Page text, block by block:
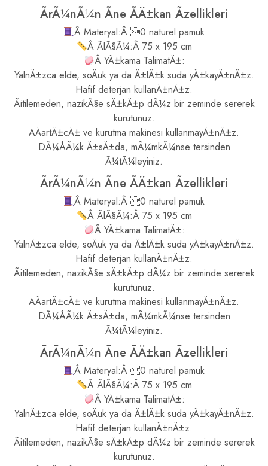
ÃrÃ¼nÃ¼n Ãne ÃÄ±kan Ãzellikleri
Â Materyal:Â 0 naturel pamuk
Â ÃlÃ§Ã¼:Â 75 x 195 cm
Â YÄ±kama TalimatÄ±:
YalnÄ±zca elde, soÄuk ya da Ä±lÄ±k suda yÄ±kayÄ±nÄ±z.
Hafif deterjan kullanÄ±nÄ±z.
Ãitilemeden, nazikÃ§e sÄ±kÄ±p dÃ¼z bir zeminde sererek
kurutunuz.
AÄartÄ±cÄ± ve kurutma makinesi kullanmayÄ±nÄ±z.
DÃ¼ÅÃ¼k Ä±sÄ±da, mÃ¼mkÃ¼nse tersinden
Ã¼tÃ¼leyiniz.
ÃrÃ¼nÃ¼n Ãne ÃÄ±kan Ãzellikleri
Â Materyal:Â 0 naturel pamuk
Â ÃlÃ§Ã¼:Â 75 x 195 cm
Â YÄ±kama TalimatÄ±:
YalnÄ±zca elde, soÄuk ya da Ä±lÄ±k suda yÄ±kayÄ±nÄ±z.
Hafif deterjan kullanÄ±nÄ±z.
Ãitilemeden, nazikÃ§e sÄ±kÄ±p dÃ¼z bir zeminde sererek
kurutunuz.
AÄartÄ±cÄ± ve kurutma makinesi kullanmayÄ±nÄ±z.
DÃ¼ÅÃ¼k Ä±sÄ±da, mÃ¼mkÃ¼nse tersinden
Ã¼tÃ¼leyiniz.
ÃrÃ¼nÃ¼n Ãne ÃÄ±kan Ãzellikleri
Â Materyal:Â 0 naturel pamuk
Â ÃlÃ§Ã¼:Â 75 x 195 cm
Â YÄ±kama TalimatÄ±:
YalnÄ±zca elde, soÄuk ya da Ä±lÄ±k suda yÄ±kayÄ±nÄ±z.
Hafif deterjan kullanÄ±nÄ±z.
Ãitilemeden, nazikÃ§e sÄ±kÄ±p dÃ¼z bir zeminde sererek
kurutunuz.